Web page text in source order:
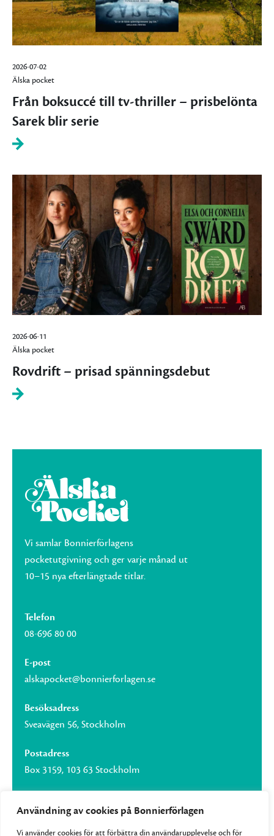
Användning av cookies på Bonnierförlagen
Vi använder cookies för att förbättra din användarupplevelse och för
2026-07-02
Älska pocket
Från boksuccé till tv-thriller – prisbelönta
Sarek blir serie
2026-06-11
Älska pocket
Rovdrift – prisad spänningsdebut
Vi samlar Bonnierförlagens
pocketutgivning och ger varje månad ut
10–15 nya efterlängtade titlar.
Telefon
08-696 80 00
E-post
alskapocket@bonnierforlagen.se
Besöksadress
Sveavägen 56, Stockholm
Postadress
Box 3159, 103 63 Stockholm